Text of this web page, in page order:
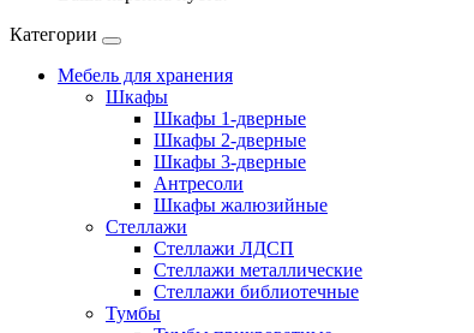
Категории
Мебель для хранения
Шкафы
Шкафы 1-дверные
Шкафы 2-дверные
Шкафы 3-дверные
Антресоли
Шкафы жалюзийные
Стеллажи
Стеллажи ЛДСП
Стеллажи металлические
Стеллажи библиотечные
Тумбы